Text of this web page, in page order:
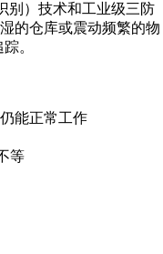
别）技术和工业级三防
的仓库或震动频繁的物
。
能正常工作
等